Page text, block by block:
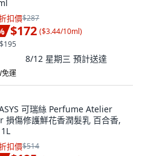
扣價$287
$172 ($3.44/10ml)
8/12 星期三 預計送達
免運
可瑞絲 Perfume Atelier
損傷修護鮮花香潤髮乳 百合香,
扣價$514